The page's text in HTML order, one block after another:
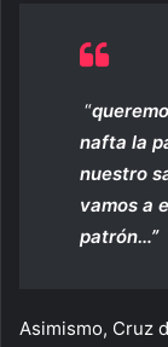
“
nafta la
nuestro
vamos a
patrón…”
Asimismo, Cruz